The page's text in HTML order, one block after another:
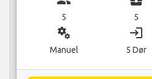
5 5
miscellaneous_services
Manuel
login
5 Dør